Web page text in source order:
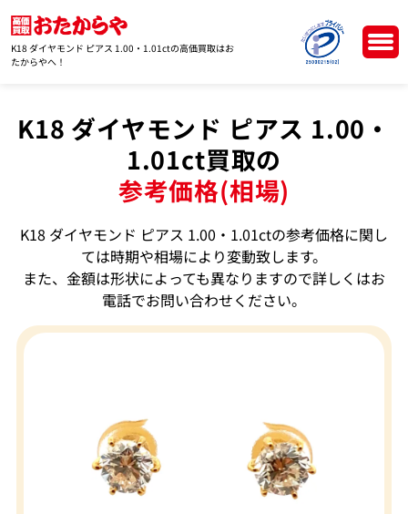
K18 ダイヤモンド ピアス 1.00・1.01ctの高価買取はお
たからやへ！
K18 ダイヤモンド ピアス 1.00・
1.01ct買取の
参考価格(相場)
K18 ダイヤモンド ピアス 1.00・1.01ctの参考価格に関し
ては時期や相場により変動致します。
また、金額は形状によっても異なりますので詳しくはお
電話でお問い合わせください。